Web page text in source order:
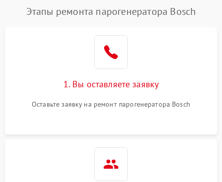
Этапы ремонта парогенератора Bosch
1. Вы оставляете заявку
Оставьте заявку на ремонт парогенератора Bosch